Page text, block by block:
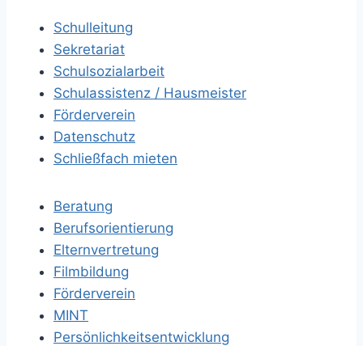
Schulleitung
Sekretariat
Schulsozialarbeit
Schulassistenz / Hausmeister
Förderverein
Datenschutz
Schließfach mieten
Beratung
Berufsorientierung
Elternvertretung
Filmbildung
Förderverein
MINT
Persönlichkeitsentwicklung